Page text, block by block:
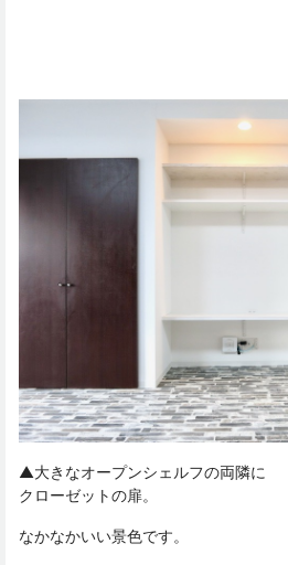
▲大きなオープンシェルフの両隣に
クローゼットの扉。
なかなかいい景色です。